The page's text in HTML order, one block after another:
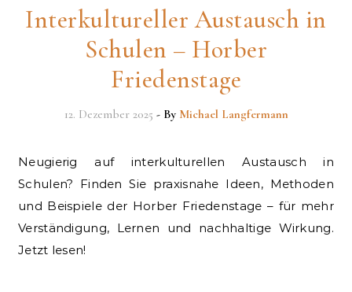
Interkultureller Austausch in
Schulen – Horber
Friedenstage
12. Dezember 2025 - By Michael Langfermann
Neugierig auf interkulturellen Austausch in
Schulen? Finden Sie praxisnahe Ideen, Methoden
und Beispiele der Horber Friedenstage – für mehr
Verständigung, Lernen und nachhaltige Wirkung.
Jetzt lesen!